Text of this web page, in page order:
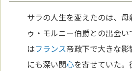
サラの人生を変えたのは、
ゥ・モルニー伯爵との出会
はフランス帝政下で大きな
にも深い関心を寄せていた